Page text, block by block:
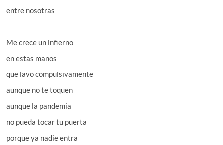
entre nosotras
Me crece un infierno
en estas manos
que lavo compulsivamente
aunque no te toquen
aunque la pandemia
no pueda tocar tu puerta
porque ya nadie entra